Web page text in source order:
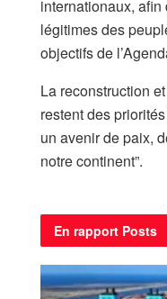
internationaux,
légitimes des
objectifs de
La reconstruction
restent des
un avenir de paix,
notre continent”.
En rapport Posts